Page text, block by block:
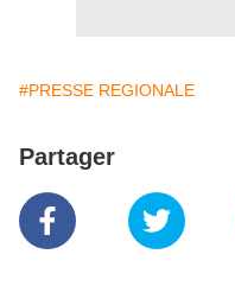
#PRESSE REGIONALE
Partager